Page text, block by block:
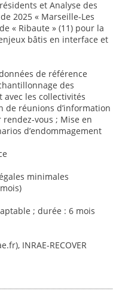
et Analyse des
2025 « Marseille-Les
« Ribaute » (11) pour la
bâtis en interface et
de référence
des
avec les collectivités
réunions d’information
vous ; Mise en
d’endommagement
minimales
; durée : 6 mois
INRAE-RECOVER